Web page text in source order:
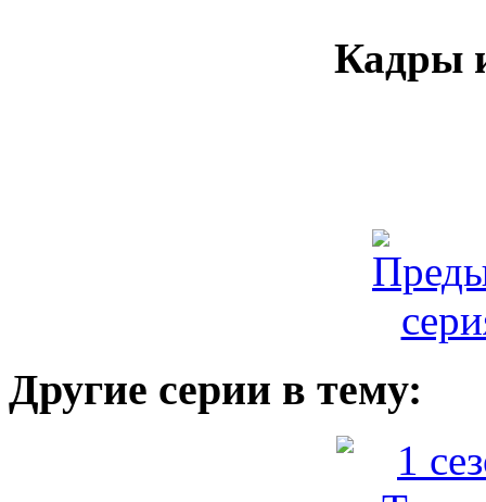
Кадры
Другие серии в тему: